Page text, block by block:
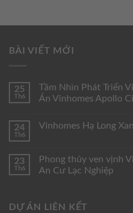
BÀI VIẾT MỚI
25
Th6
Tầm Nhìn Phát Triển
Án Vinhomes Apollo
24
Th6
Vinhomes Hạ Long
23
Th6
Phong thủy ven vịnh
An Cư Lạc Nghiệp
DỰ ÁN LIÊN KẾT